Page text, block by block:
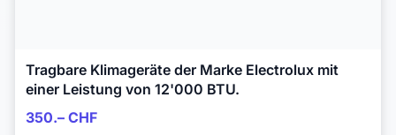
Tragbare Klimageräte der Marke Electrolux mit
einer Leistung von 12'000 BTU.
350.– CHF